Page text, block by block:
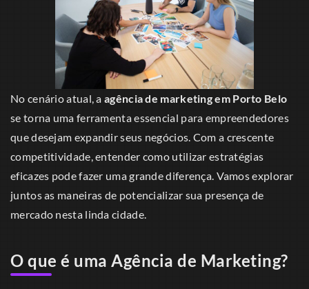
No cenário atual, a agência de marketing em Porto Belo
se torna uma ferramenta essencial para empreendedores
que desejam expandir seus negócios. Com a crescente
competitividade, entender como utilizar estratégias
eficazes pode fazer uma grande diferença. Vamos explorar
juntos as maneiras de potencializar sua presença de
mercado nesta linda cidade.
O que é uma Agência de Marketing?